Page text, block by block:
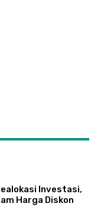
Investasi,
Harga Diskon